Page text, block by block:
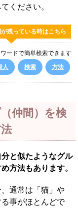
ください。
残っている時はこちら
ードで簡単検索できます
人
検索 方法
仲間）を検
と似たようなグル
方法もあります。
通常は「猫」や
る事がほとんどで